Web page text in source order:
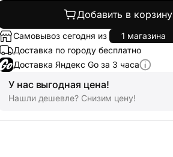
Добавить в корзину
Самовывоз сегодня из
1 магазина
Доставка по городу бесплатно
Доставка Яндекс Go за 3 часа
У нас выгодная цена!
Нашли дешевле? Снизим цену!